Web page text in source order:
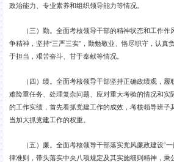
政治能力、专业素养和组织领导能力等情况。
（三）勤。全面考核领导干部的精神状态和工作作
争精神，坚持“三严三实”，勤勉敬业、恪尽职守，认真
于担当，艰苦奋斗、甘于奉献等情况。
（四）绩。全面考核领导干部坚持正确政绩观，履
难险重任务、处理复杂问题、应对重大考验的情况和实
的工作实绩，首先看抓党建工作的成效，考核领导班子
当加大抓党建工作的权重。
（五）廉。全面考核领导干部落实党风廉政建设“一
律准则，带头落实中央八项规定及其实施细则精神，秉